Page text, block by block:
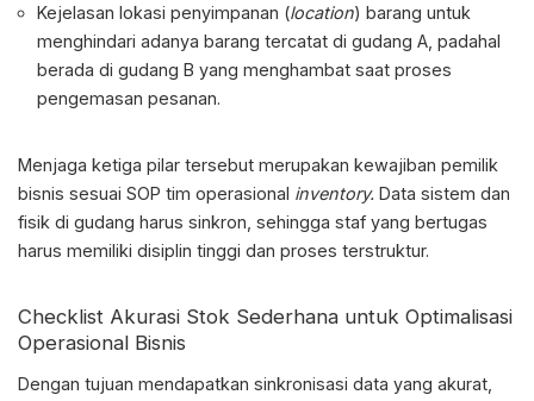
Kejelasan lokasi penyimpanan (location) barang untuk
menghindari adanya barang tercatat di gudang A, padahal
berada di gudang B yang menghambat saat proses
pengemasan pesanan.
Menjaga ketiga pilar tersebut merupakan kewajiban pemilik
bisnis sesuai SOP tim operasional inventory. Data sistem dan
fisik di gudang harus sinkron, sehingga staf yang bertugas
harus memiliki disiplin tinggi dan proses terstruktur.
Checklist Akurasi Stok Sederhana untuk Optimalisasi
Operasional Bisnis
Dengan tujuan mendapatkan sinkronisasi data yang akurat,